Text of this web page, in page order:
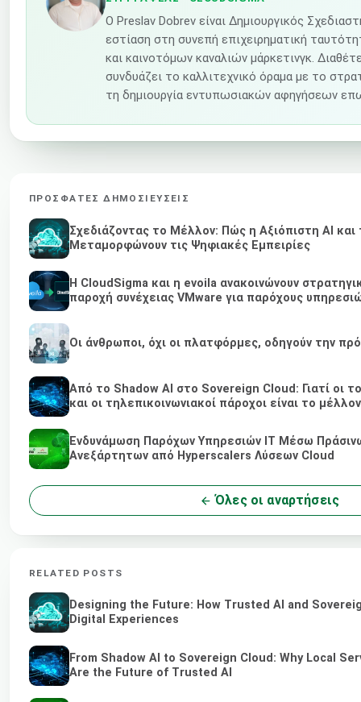
Ο Preslav Dobrev είναι Δημιουργικός
εστίαση στη συνεπή επιχειρηματική
και καινοτόμων καναλιών μάρκετινγκ.
συνδυάζει το καλλιτεχνικό όραμα με το
τη δημιουργία εντυπωσιακών αφηγήσεων
ΠΡΌΣΦΑΤΕΣ ΔΗΜΟΣΙΕΎΣΕΙΣ
Σχεδιάζοντας το Μέλλον: Πώς η Αξιόπιστη AI και
Μεταμορφώνουν τις Ψηφιακές Εμπειρίες
Η CloudSigma και η evoila ανακοινώνουν
παροχή συνέχειας VMware για παρόχους
Οι άνθρωποι, όχι οι πλατφόρμες, οδηγούν την
Από το Shadow AI στο Sovereign Cloud: Γιατί οι
και οι τηλεπικοινωνιακοί πάροχοι είναι το
Ενδυνάμωση Παρόχων Υπηρεσιών IT Μέσω
Ανεξάρτητων από Hyperscalers Λύσεων Cloud
Όλες οι αναρτήσεις
RELATED POSTS
Designing the Future: How Trusted AI and
Digital Experiences
From Shadow AI to Sovereign Cloud: Why Local
Are the Future of Trusted AI